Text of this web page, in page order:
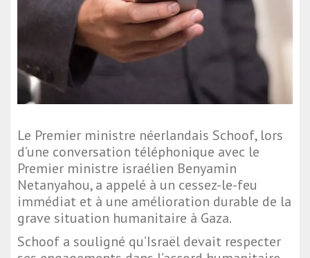
Le Premier ministre néerlandais Schoof, lors
d’une conversation téléphonique avec le
Premier ministre israélien Benyamin
Netanyahou, a appelé à un cessez-le-feu
immédiat et à une amélioration durable de la
grave situation humanitaire à Gaza.
Schoof a souligné qu’Israël devait respecter